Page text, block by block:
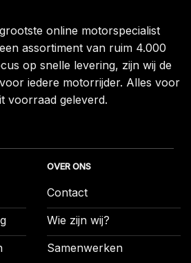
online motorspecialist
assortiment van ruim 4.000
op snelle levering, zijn wij de
iedere motorrijder. Alles voor
voorraad geleverd.
OVER ONS
Contact
Wie zijn wij?
Samenwerken